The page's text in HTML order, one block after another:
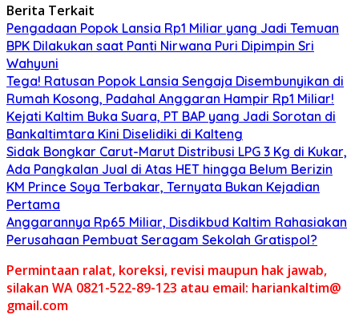
Berita Terkait
Pengadaan Popok Lansia Rp1 Miliar yang Jadi Temuan
BPK Dilakukan saat Panti Nirwana Puri Dipimpin Sri
Wahyuni
Tega! Ratusan Popok Lansia Sengaja Disembunyikan di
Rumah Kosong, Padahal Anggaran Hampir Rp1 Miliar!
Kejati Kaltim Buka Suara, PT BAP yang Jadi Sorotan di
Bankaltimtara Kini Diselidiki di Kalteng
Sidak Bongkar Carut-Marut Distribusi LPG 3 Kg di Kukar,
Ada Pangkalan Jual di Atas HET hingga Belum Berizin
KM Prince Soya Terbakar, Ternyata Bukan Kejadian
Pertama
Anggarannya Rp65 Miliar, Disdikbud Kaltim Rahasiakan
Perusahaan Pembuat Seragam Sekolah Gratispol?
Permintaan ralat, koreksi, revisi maupun hak jawab,
silakan WA 0821-522-89-123 atau email: hariankaltim@
gmail.com